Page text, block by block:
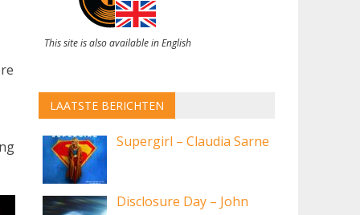
This site is also available in English
LAATSTE BERICHTEN
Supergirl – Claudia Sarne
Disclosure Day – John